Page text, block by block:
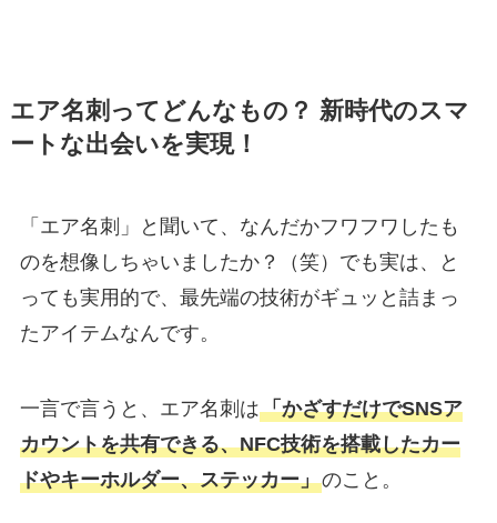
エア名刺ってどんなもの？ 新時代のスマ
ートな出会いを実現！
「エア名刺」と聞いて、なんだかフワフワしたも
のを想像しちゃいましたか？（笑）でも実は、と
っても実用的で、最先端の技術がギュッと詰まっ
たアイテムなんです。
一言で言うと、エア名刺は「かざすだけでSNSア
カウントを共有できる、NFC技術を搭載したカー
ドやキーホルダー、ステッカー」のこと。